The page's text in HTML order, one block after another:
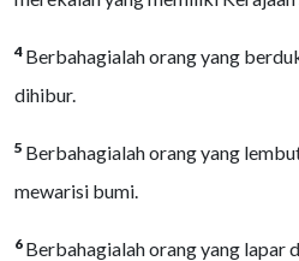
4 Berbahagialah orang yang
dihibur.
5 Berbahagialah orang yang
mewarisi bumi.
6 Berbahagialah orang yang lapar